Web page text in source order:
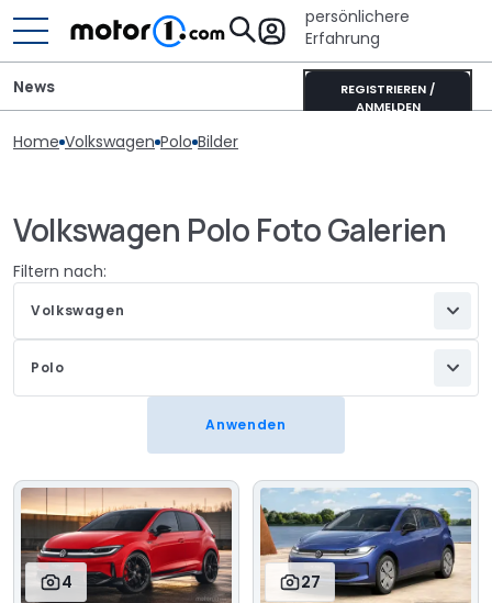
persönlichere
Erfahrung
REGISTRIEREN /
ANMELDEN
News
Home Volkswagen Polo Bilder
Volkswagen Polo Foto Galerien
Filtern nach:
Volkswagen
Polo
4 27